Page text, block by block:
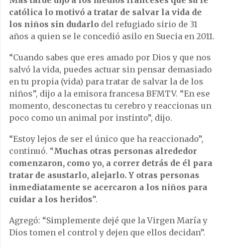
católica lo motivó a tratar de salvar la vida de
los niños sin dudarlo del refugiado sirio de 31
años a quien se le concedió asilo en Suecia en 2011.
“Cuando sabes que eres amado por Dios y que nos
salvó la vida, puedes actuar sin pensar demasiado
en tu propia (vida) para tratar de salvar la de los
niños”, dijo a la emisora francesa BFMTV. “En ese
momento, desconectas tu cerebro y reaccionas un
poco como un animal por instinto”, dijo.
“Estoy lejos de ser el único que ha reaccionado”,
continuó. “Muchas otras personas alrededor
comenzaron, como yo, a correr detrás de él para
tratar de asustarlo, alejarlo. Y otras personas
inmediatamente se acercaron a los niños para
cuidar a los heridos”.
Agregó: “Simplemente dejé que la Virgen María y
Dios tomen el control y dejen que ellos decidan”.